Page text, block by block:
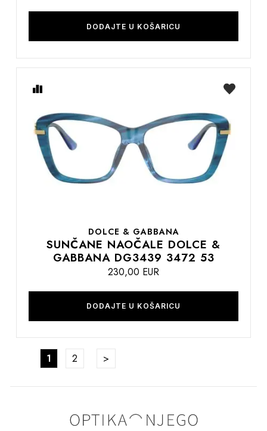
DODAJTE U KOŠARICU
DOLCE & GABBANA
SUNČANE NAOČALE DOLCE &
GABBANA DG3439 3472 53
230,00 EUR
DODAJTE U KOŠARICU
listu
želja
StranicaTrenutno pregledavate stranicu
1 Stranica
2 Stranica
Nastavite na podatke za plaćanje